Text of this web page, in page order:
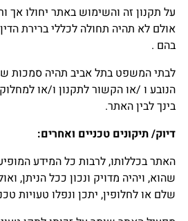
על תקנון זה והשימוש באתר יחולו אך
אולם לא תהיה תחולה לכללי ברירת
בהם .
לבתי המשפט בתל אביב תהיה סמכות
הנובע ו /או הקשור לתקנון ו/או
בינך לבין האתר.
דיוק/ תיקונים טכניים ואחרים:
האתר בכללותו, לרבות כל המידע
שהוא, ויהיה מדויק ונכון ככל הניתן,
שלם או לחלופין, יתכן ונפלו טעויות